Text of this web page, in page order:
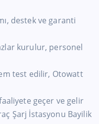
destek ve garanti
kurulur, personel
test edilir, Otowatt
geçer ve gelir
Şarj İstasyonu Bayilik